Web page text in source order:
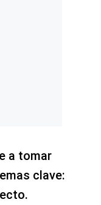
a tomar
clave: